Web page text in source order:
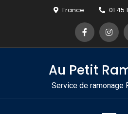
France 01 45
Au Petit
Service de ramonage